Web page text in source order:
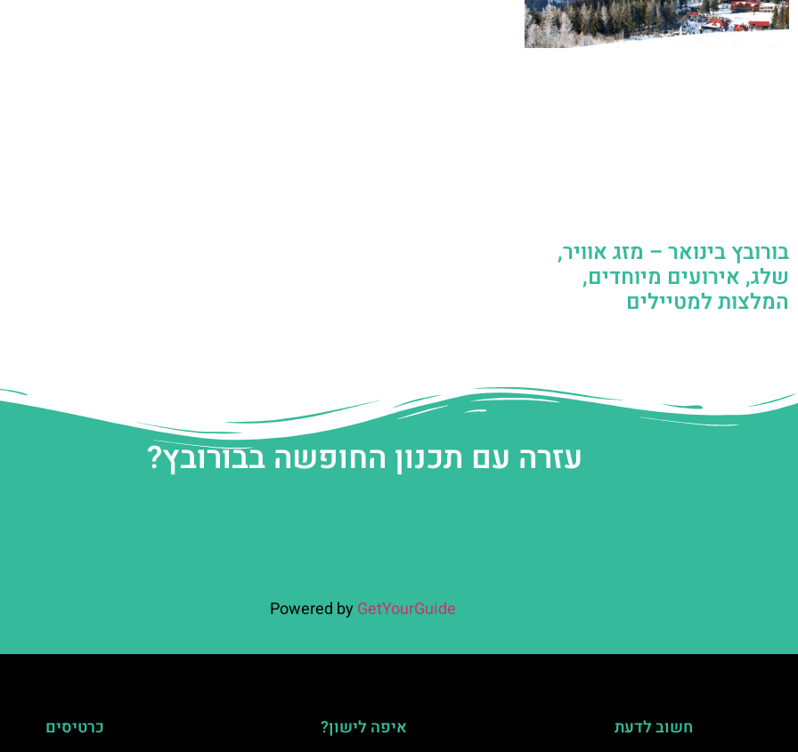
בורובץ בינואר – מזג אוויר,
שלג, אירועים מיוחדים,
המלצות למטיילים
עזרה עם תכנון החופשה בבורובץ?
Powered by GetYourGuide
חשוב לדעת
איפה לישון?
כרטיסים